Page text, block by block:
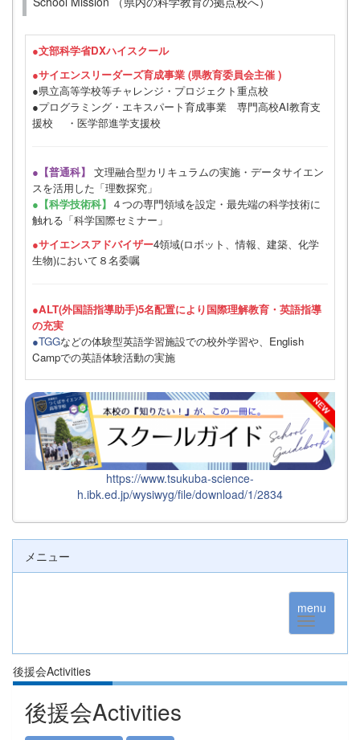
●文部科学省DXハイスクール
●サイエンスリーダーズ育成事業 (県教育委員会主催 )
●県立高等学校等チャレンジ・プロジェクト重点校
●プログラミング・エキスパート育成事業 専門高校AI教育支
援校 ・医学部進学支援校
●【普通科】 文理融合型カリキュラムの実施・データサイエン
スを活用した「理数探究」
●【科学技術科】 ４つの専門領域を設定・最先端の科学技術に
触れる「科学国際セミナー」
●サイエンスアドバイザー4領域(ロボット、情報、建築、化学
生物)において８名委嘱
●ALT(外国語指導助手)5名配置により国際理解教育・英語指導
の充実
●TGGなどの体験型英語学習施設での校外学習や、English
Campでの英語体験活動の実施
https://www.tsukuba-science-
h.ibk.ed.jp/wysiwyg/file/download/1/2834
メニュー
menu
後援会Activities
後援会Activities